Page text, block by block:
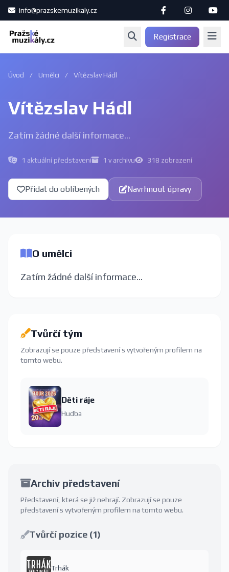
info@prazskemuzikaly.cz
Registrace
Úvod / Umělci / Vítězslav Hádl
Vítězslav Hádl
Zatím žádné další informace...
1 aktuální představení 1 v archivu 318 zobrazení
Přidat do oblíbených Navrhnout úpravy
O umělci
Zatím žádné další informace...
Tvůrčí tým
Zobrazují se pouze představení s vytvořeným profilem na
tomto webu.
Děti ráje
Hudba
Archiv představení
Představení, která se již nehrají. Zobrazují se pouze
představení s vytvořeným profilem na tomto webu.
Tvůrčí pozice (1)
Trhák